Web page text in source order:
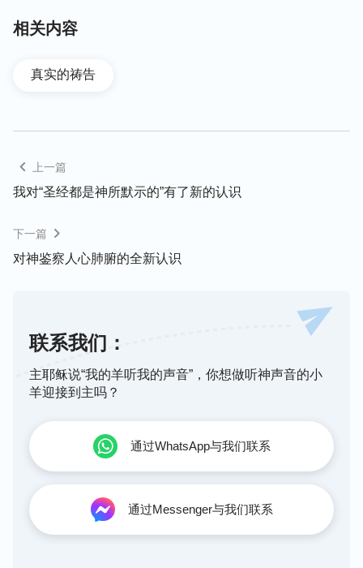
2
不住地祷告能保守我们不活在败坏性情中，不至
于得罪神，让神厌憎。
自从我们人类被撒但败坏后，浑身上下都满了各种败
坏性情：狂妄自是、自私自利、唯利是图、弯曲诡
诈、阴险恶毒等等，我们根本控制不了自己的败坏性
情，所作所为都受败坏本性支配，活不出人的样式
来。就如保罗说的：“……立志为善由得我，只是行
出来由不得我。”（罗马书7:18）虽然我们信着神，但
仍活在撒但的权下受撒但控制，若不常常借着祷告与
神亲近，就容易凭着败坏性情，随从己意，作恶得罪
神。
比如：我们跟谁合不来，或者别人不听我们的、不顺
相关内容
真实的祷告
上一篇
我对“圣经都是神所默示的”有了新的认识
下一篇
对神鉴察人心肺腑的全新认识
联系我们：
主耶稣说“我的羊听我的声音”，你想做听神声音的小
羊迎接到主吗？
通过WhatsApp与我们联系
通过Messenger与我们联系